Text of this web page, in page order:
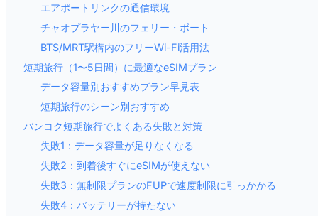
エアポートリンクの通信環境
チャオプラヤー川のフェリー・ボート
BTS/MRT駅構内のフリーWi-Fi活用法
短期旅行（1〜5日間）に最適なeSIMプラン
データ容量別おすすめプラン早見表
短期旅行のシーン別おすすめ
バンコク短期旅行でよくある失敗と対策
失敗1：データ容量が足りなくなる
失敗2：到着後すぐにeSIMが使えない
失敗3：無制限プランのFUPで速度制限に引っかかる
失敗4：バッテリーが持たない